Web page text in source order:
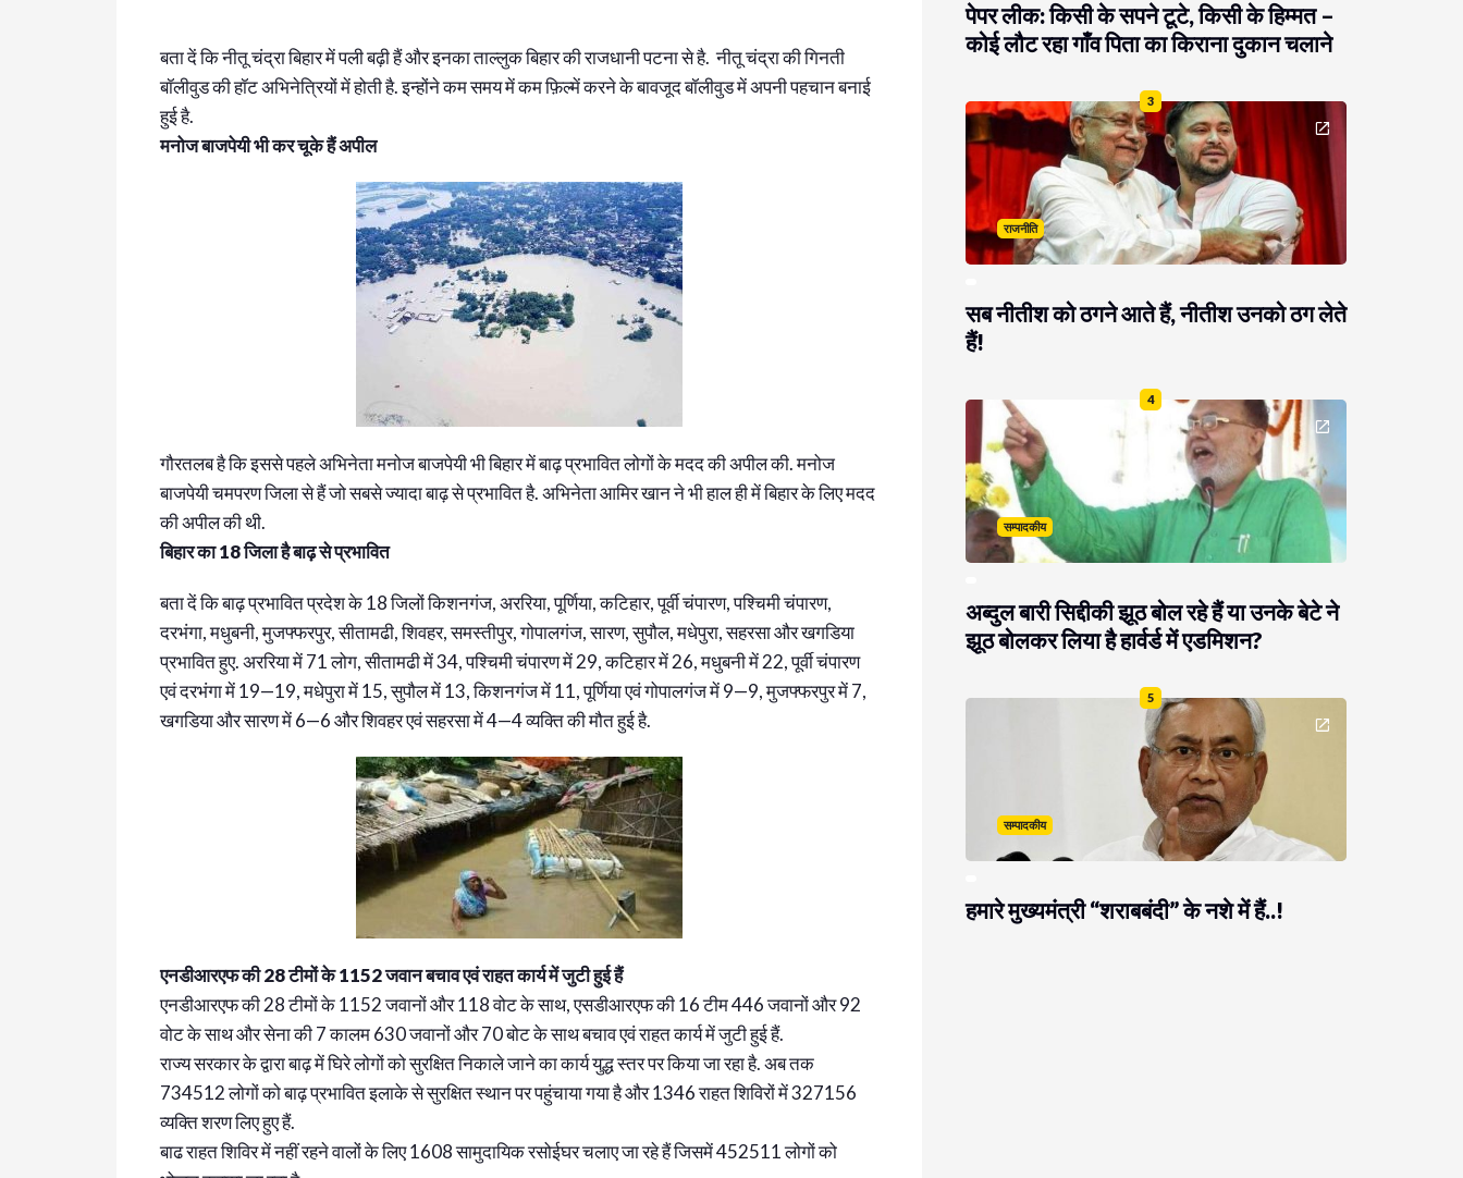
बता दें कि नीतू चंद्रा बिहार में पली बढ़ी हैं और इनका ताल्लुक बिहार की राजधानी पटना से है. नीतू चंद्रा की गिनती
बॉलीवुड की हॉट अभिनेत्रियों में होती है. इन्होंने कम समय में कम फ़िल्में करने के बावजूद बॉलीवुड में अपनी पहचान बनाई
हुई है.
मनोज बाजपेयी भी कर चूके हैं अपील
गौरतलब है कि इससे पहले अभिनेता मनोज बाजपेयी भी बिहार में बाढ़ प्रभावित लोगों के मदद की अपील की. मनोज
बाजपेयी चमपरण जिला से हैं जो सबसे ज्यादा बाढ़ से प्रभावित है. अभिनेता आमिर खान ने भी हाल ही में बिहार के लिए मदद
की अपील की थी.
बिहार का 18 जिला है बाढ़ से प्रभावित
बता दें कि बाढ़ प्रभावित प्रदेश के 18 जिलों किशनगंज, अररिया, पूर्णिया, कटिहार, पूर्वी चंपारण, पश्चिमी चंपारण,
दरभंगा, मधुबनी, मुजफ्फरपुर, सीतामढी, शिवहर, समस्तीपुर, गोपालगंज, सारण, सुपौल, मधेपुरा, सहरसा और खगडिया
प्रभावित हुए. अररिया में 71 लोग, सीतामढी में 34, पश्चिमी चंपारण में 29, कटिहार में 26, मधुबनी में 22, पूर्वी चंपारण
एवं दरभंगा में 19—19, मधेपुरा में 15, सुपौल में 13, किशनगंज में 11, पूर्णिया एवं गोपालगंज में 9—9, मुजफ्फरपुर में 7,
खगडिया और सारण में 6—6 और शिवहर एवं सहरसा में 4—4 व्यक्ति की मौत हुई है.
एनडीआरएफ की 28 टीमों के 1152 जवान बचाव एवं राहत कार्य में जुटी हुई हैं
एनडीआरएफ की 28 टीमों के 1152 जवानों और 118 वोट के साथ, एसडीआरएफ की 16 टीम 446 जवानों और 92
वोट के साथ और सेना की 7 कालम 630 जवानों और 70 बोट के साथ बचाव एवं राहत कार्य में जुटी हुई हैं.
राज्य सरकार के द्वारा बाढ़ में घिरे लोगों को सुरक्षित निकाले जाने का कार्य युद्ध स्तर पर किया जा रहा है. अब तक
734512 लोगों को बाढ़ प्रभावित इलाके से सुरक्षित स्थान पर पहुंचाया गया है और 1346 राहत शिविरों में 327156
व्यक्ति शरण लिए हुए हैं.
बाढ राहत शिविर में नहीं रहने वालों के लिए 1608 सामुदायिक रसोईघर चलाए जा रहे हैं जिसमें 452511 लोगों को
पेपर लीक: किसी के सपने टूटे, किसी के हिम्मत –
कोई लौट रहा गाँव पिता का किराना दुकान चलाने
3
राजनीति
सब नीतीश को ठगने आते हैं, नीतीश उनको ठग लेते
हैं!
4
सम्पादकीय
अब्दुल बारी सिद्दीकी झूठ बोल रहे हैं या उनके बेटे ने
झूठ बोलकर लिया है हार्वर्ड में एडमिशन?
5
सम्पादकीय
हमारे मुख्यमंत्री “शराबबंदी” के नशे में हैं..!